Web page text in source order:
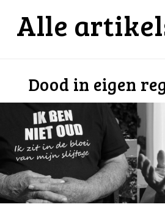
Alle
Dood in eigen